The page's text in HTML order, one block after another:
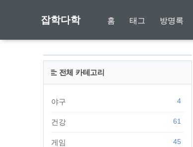
잡학다학 홈 태그 방명록
전체 카테고리
야구 4
건강 61
게임 45